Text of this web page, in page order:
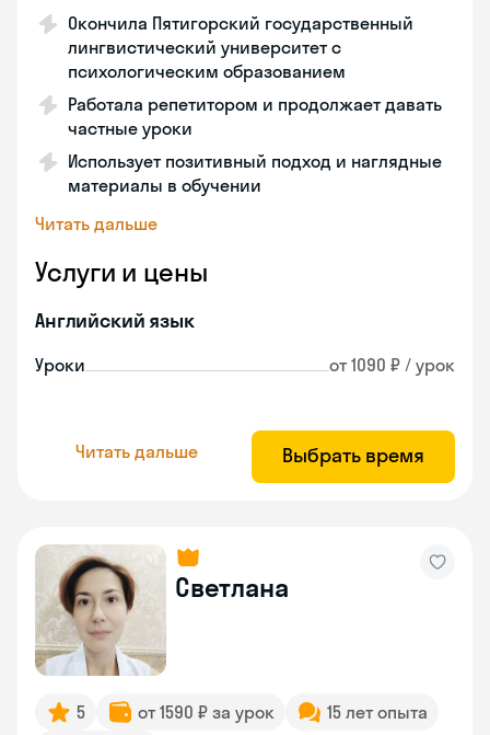
Окончила Пятигорский государственный
лингвистический университет с
психологическим образованием
Работала репетитором и продолжает давать
частные уроки
Использует позитивный подход и наглядные
материалы в обучении
Читать дальше
Услуги и цены
Английский язык
Уроки от 1090 ₽ / урок
Читать дальше Выбрать время
Светлана
5 от 1590 ₽ за урок 15 лет опыта